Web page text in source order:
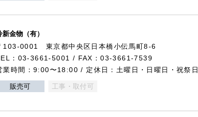
新金物（有）
103-0001 東京都中央区日本橋小伝馬町8-6
：03-3661-5001 / FAX：03-3661-7539
業時間：9:00〜18:00 / 定休日：土曜日・日曜日・祝祭日
販売可 工事・取付可